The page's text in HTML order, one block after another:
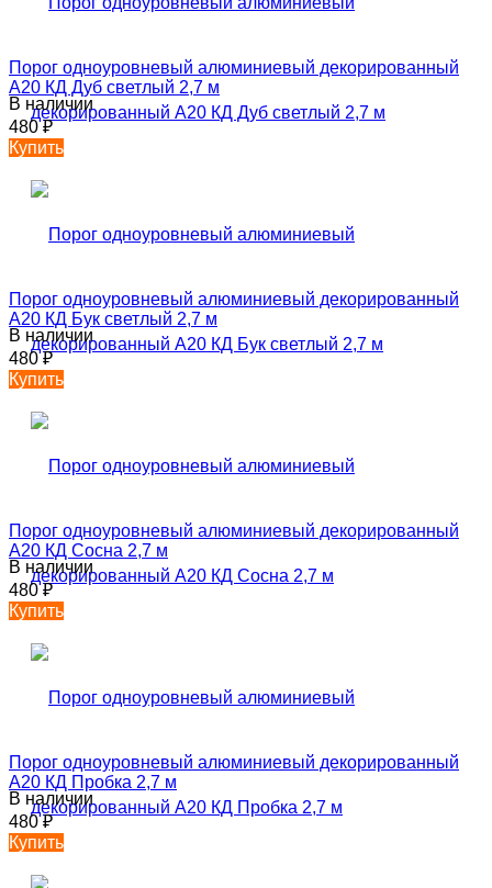
Порог одноуровневый алюминиевый декорированный
А20 КД Дуб светлый 2,7 м
В наличии
480₽
Купить
Порог одноуровневый алюминиевый декорированный
А20 КД Бук светлый 2,7 м
В наличии
480₽
Купить
Порог одноуровневый алюминиевый декорированный
А20 КД Сосна 2,7 м
В наличии
480₽
Купить
Порог одноуровневый алюминиевый декорированный
А20 КД Пробка 2,7 м
В наличии
480₽
Купить